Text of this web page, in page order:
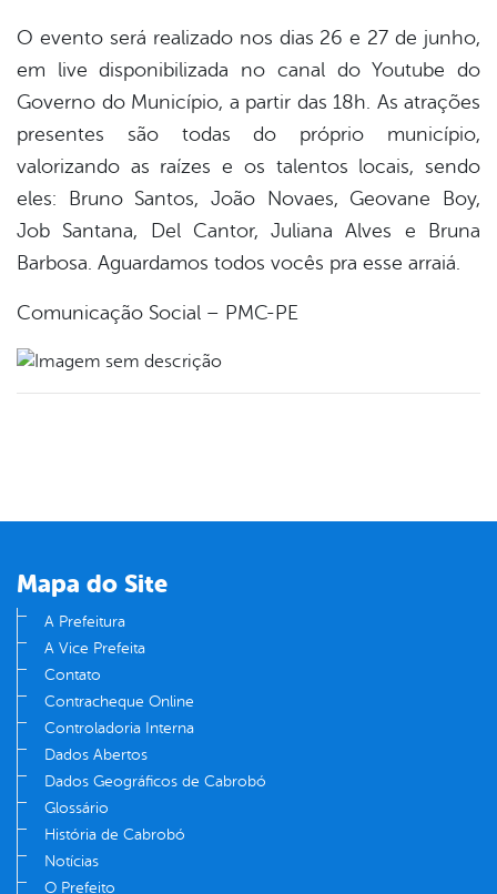
O evento será realizado nos dias 26 e 27 de junho,
em live disponibilizada no canal do Youtube do
Governo do Município, a partir das 18h. As atrações
presentes são todas do próprio município,
valorizando as raízes e os talentos locais, sendo
eles: Bruno Santos, João Novaes, Geovane Boy,
Job Santana, Del Cantor, Juliana Alves e Bruna
Barbosa. Aguardamos todos vocês pra esse arraiá.
Comunicação Social – PMC-PE
Mapa do Site
A Prefeitura
A Vice Prefeita
Contato
Contracheque Online
Controladoria Interna
Dados Abertos
Dados Geográficos de Cabrobó
Glossário
História de Cabrobó
Notícias
O Prefeito